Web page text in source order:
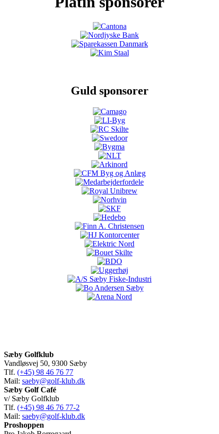
Guld sponsorer
Sæby Golfklub
Vandløsvej 50, 9300 Sæby
Tlf. (+45) 98 46 76 77
Mail: saeby@golf-klub.dk
Sæby Golf Café
v/ Sæby Golfklub
Tlf. (+45) 98 46 76 77-2
Mail: saeby@golf-klub.dk
Proshoppen